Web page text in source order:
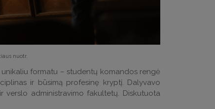
nuotr.
formatu – studentų komandos rengė
ir būsimą profesinę kryptį. Dalyvavo
verslo administravimo fakultetų. Diskutuota